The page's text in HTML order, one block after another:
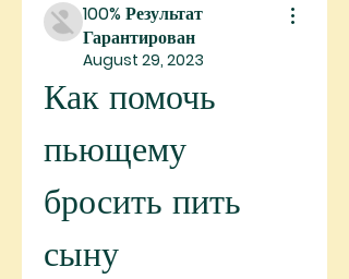
100% Результат
Гарантирован
August 29, 2023
Как помочь
пьющему
бросить пить
сыну